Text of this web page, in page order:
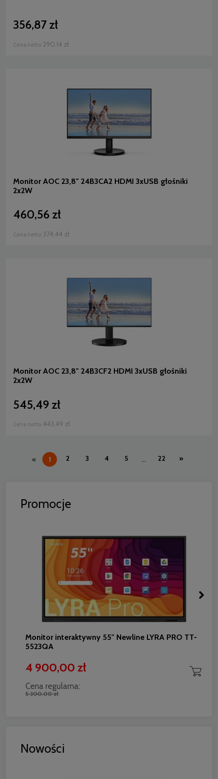
356,87 zł
Cena netto: 290,14 zł
Monitor AOC 23,8" 24B3CA2 HDMI 3xUSB głośniki
2x2W
460,56 zł
Cena netto: 374,44 zł
Monitor AOC 23,8" 24B3CF2 HDMI 3xUSB głośniki
2x2W
545,49 zł
Cena netto: 443,49 zł
« 1 2 3 4 5 ... 22 »
Promocje
Monitor interaktywny 55" Newline LYRA PRO TT-
5523QA
4 900,00 zł
Cena regularna:
5 300,00 zł
Nowości